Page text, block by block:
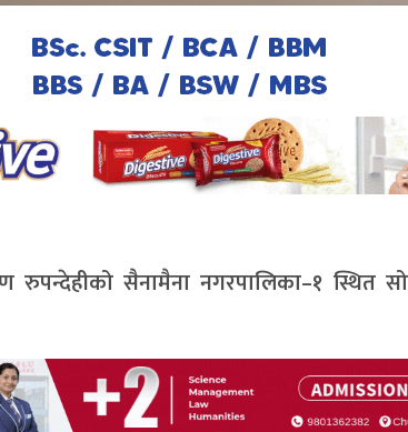
सैनामैना नगरपालिका–१ स्थित